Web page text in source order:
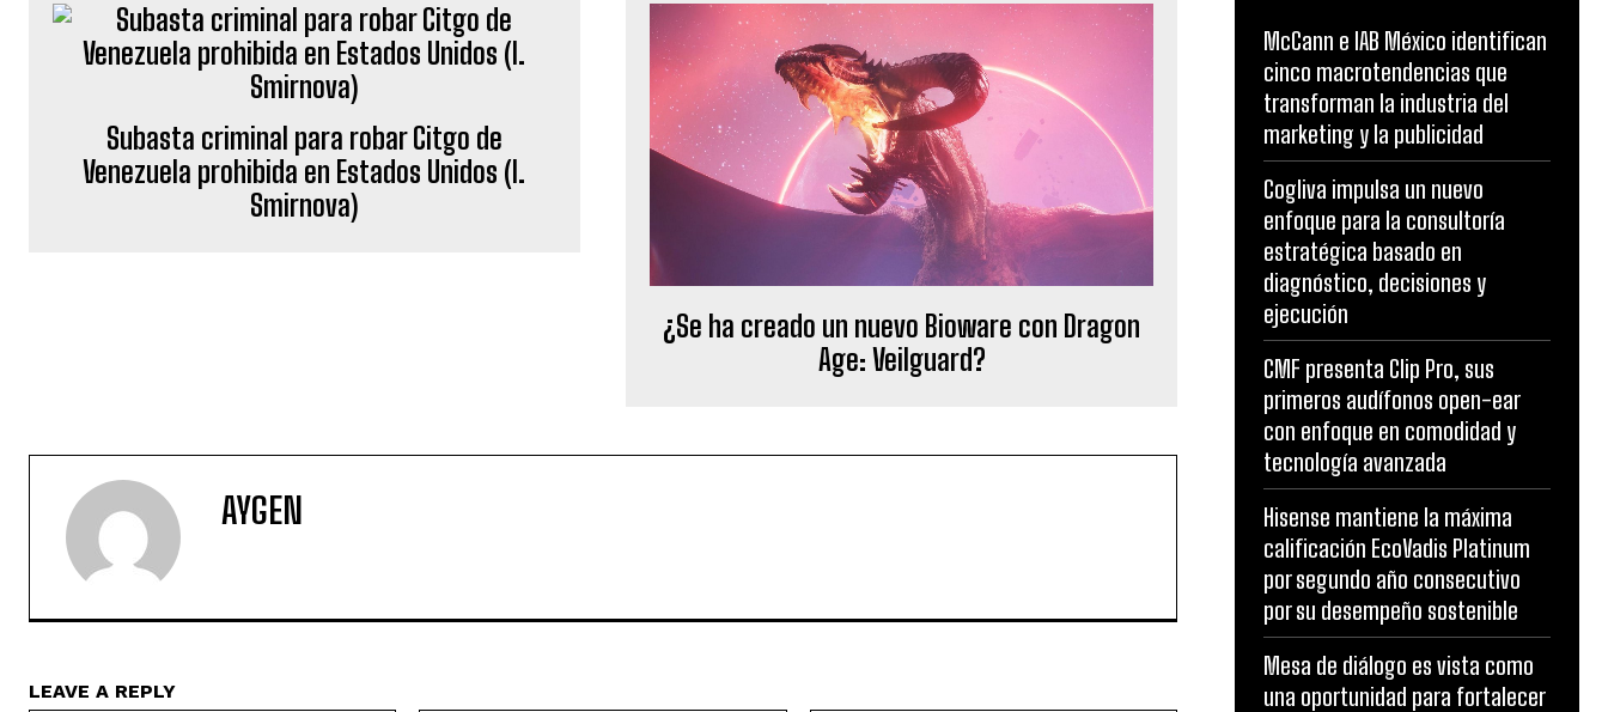
Subasta criminal para robar Citgo de
Venezuela prohibida en Estados Unidos (I.
Smirnova)
¿Se ha creado un nuevo Bioware con Dragon
Age: Veilguard?
AYGEN
LEAVE A REPLY
McCann e IAB México identifican
cinco macrotendencias que
transforman la industria del
marketing y la publicidad
Cogliva impulsa un nuevo
enfoque para la consultoría
estratégica basado en
diagnóstico, decisiones y
ejecución
CMF presenta Clip Pro, sus
primeros audífonos open-ear
con enfoque en comodidad y
tecnología avanzada
Hisense mantiene la máxima
calificación EcoVadis Platinum
por segundo año consecutivo
por su desempeño sostenible
Mesa de diálogo es vista como
una oportunidad para fortalecer